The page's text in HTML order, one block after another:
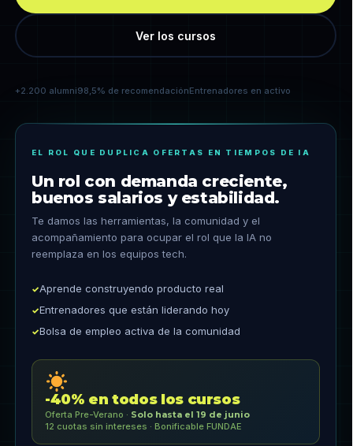
Ver los cursos
+2.200 alumni98,5% de recomendaciónEntrenadores en activo
EL ROL QUE DUPLICA OFERTAS EN TIEMPOS DE IA
Un rol con demanda creciente,
buenos salarios y estabilidad.
Te damos las herramientas, la comunidad y el
acompañamiento para ocupar el rol que la IA no
reemplaza en los equipos tech.
✓Aprende construyendo producto real
✓Entrenadores que están liderando hoy
✓Bolsa de empleo activa de la comunidad
-40% en todos los cursos
Oferta Pre-Verano · Solo hasta el 19 de junio
12 cuotas sin intereses · Bonificable FUNDAE